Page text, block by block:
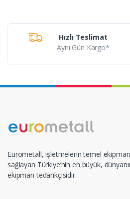
Hızlı Teslimat
Aynı Gün Kargo*
Eurometall, işletmelerin temel ekipman
sağlayan Türkiye’nin en büyük,
ekipman tedarikçisidir.